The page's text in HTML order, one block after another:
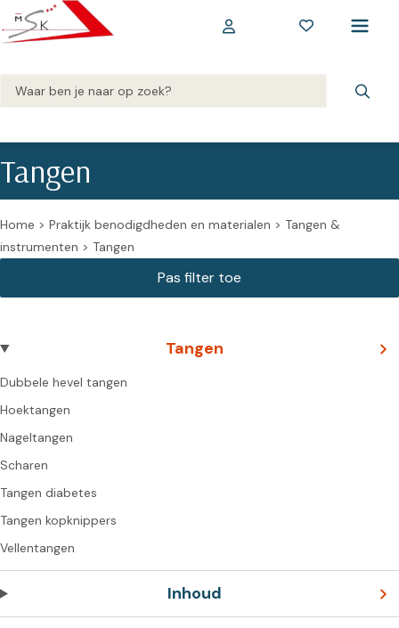
Tangen
Home > Praktijk benodigdheden en materialen > Tangen &
instrumenten > Tangen
Tangen
Dubbele hevel tangen
Hoektangen
Nageltangen
Scharen
Tangen diabetes
Tangen kopknippers
Vellentangen
Inhoud